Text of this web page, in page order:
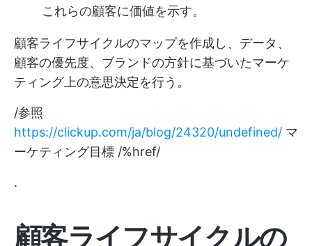
これらの顧客に価値を示す。
顧客ライフサイクルのマップを作成し、データ、
顧客の優先度、ブランドの方針に基づいたマーケ
ティング上の意思決定を行う。
/参照
https://clickup.com/ja/blog/24320/undefined/ マ
ーケティング目標 /%href/
.
顧客ライフサイクルの